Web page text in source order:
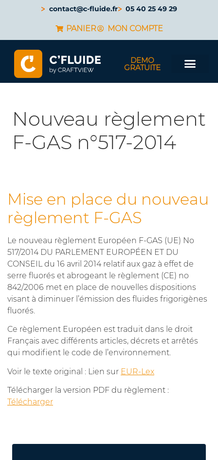
contact@c-fluide.fr 05 40 25 49 29
PANIER MON COMPTE
DEMO
GRATUITE
Nouveau règlement
F-GAS n°517-2014
Mise en place du nouveau
règlement F-GAS
Le nouveau règlement Européen F-GAS (UE) No
517/2014 DU PARLEMENT EUROPÉEN ET DU
CONSEIL du 16 avril 2014 relatif aux gaz à effet de
serre fluorés et abrogeant le règlement (CE) no
842/2006 met en place de nouvelles dispositions
visant à diminuer l’émission des fluides frigorigènes
fluorés.
Ce règlement Européen est traduit dans le droit
Français avec différents articles, décrets et arrêtés
qui modifient le code de l’environnement.
Voir le texte original : Lien sur EUR-Lex
Télécharger la version PDF du règlement :
Télécharger